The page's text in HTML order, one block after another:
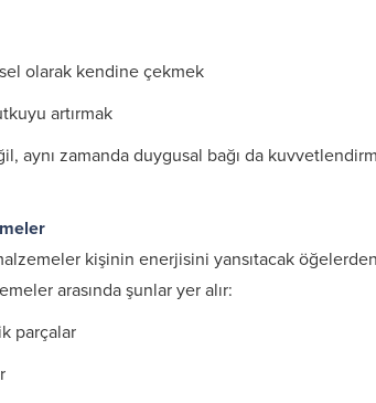
olarak kendine çekmek
artırmak
aynı zamanda duygusal bağı da
kişinin enerjisini yansıtacak
arasında şunlar yer alır:
parçalar